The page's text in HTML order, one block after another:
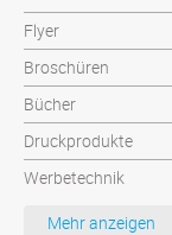
Flyer
Broschüren
Bücher
Druckprodukte
Werbetechnik
Werbeartikel
Mehr anzeigen